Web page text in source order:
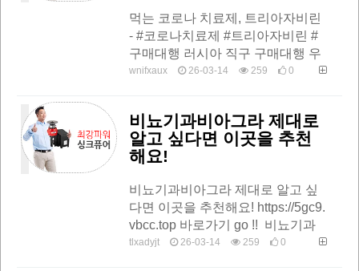
먹는 코로나 치료제, 트리아자비린
- #코로나치료제 #트리아자비린 #
구매대행 러시아 직구 구매대행 우
라몰와 함께하세요https://q8g.ula2
wnifxaux 26-03-14 259 0
비뇨기과비아그라 제대로
알고 싶다면 이곳을 추천
해요!
비뇨기과비아그라 제대로 알고 싶
다면 이곳을 추천해요! https://5gc9.
vbcc.top 바로가기 go !! 비뇨기과
비아그라 go!! …
tlxadyjt 26-03-14 259 0